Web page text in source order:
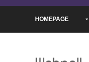
HOMEPAGE